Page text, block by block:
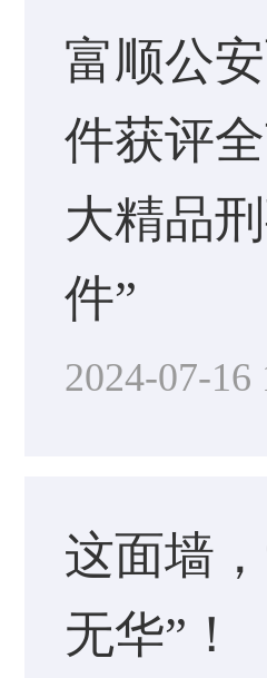
富顺公
件获评
大精品
件”
2024-07-16
这面墙
无华”！